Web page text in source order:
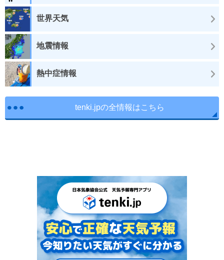
世界天気
地震情報
熱中症情報
tenki.jpの全情報はこちら